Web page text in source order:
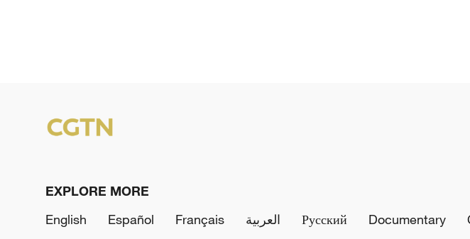
EXPLORE MORE
English
Español Français العربية Русский Documentary